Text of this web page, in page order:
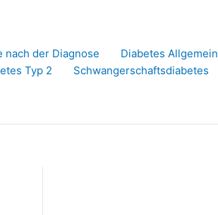
der Diagnose
Diabetes Allgemein
Typ 2 Schwangerschaftsdiabetes